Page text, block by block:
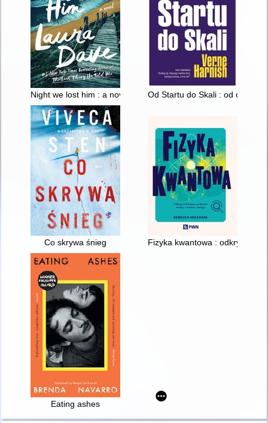
Night we lost him : a novel Od Startu do Skali : od czego
Co skrywa śnieg Fizyka kwantowa : odkryj
Eating ashes